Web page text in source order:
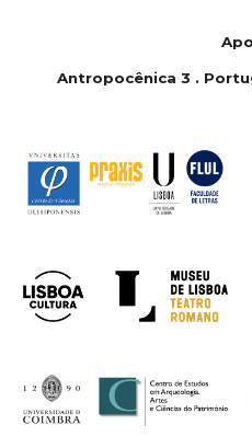
Antropocênica 3 .